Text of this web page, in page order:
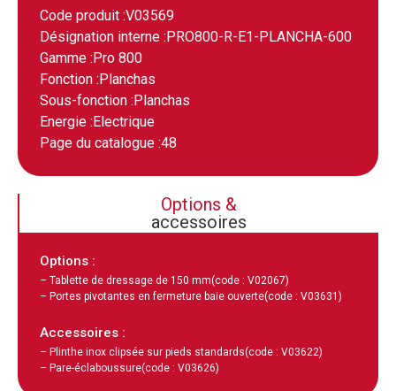
Code produit :V03569
Désignation interne :PRO800-R-E1-PLANCHA-600
Gamme :Pro 800
Fonction :Planchas
Sous-fonction :Planchas
Energie :Electrique
Page du catalogue :48
Options &
accessoires
Options :
– Tablette de dressage de 150 mm(code : V02067)
– Portes pivotantes en fermeture baie ouverte(code : V03631)
Accessoires :
– Plinthe inox clipsée sur pieds standards(code : V03622)
– Pare-éclaboussure(code : V03626)